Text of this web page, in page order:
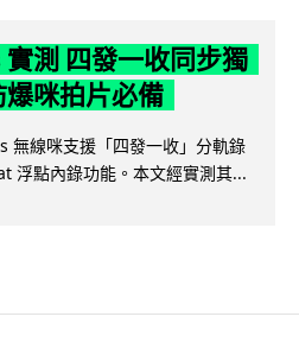
測 四發一收同步獨
咪拍片必備
無線咪支援「四發一收」分軌錄
浮點內錄功能。本文經實測其...